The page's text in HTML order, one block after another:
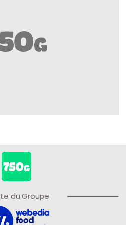
du Groupe